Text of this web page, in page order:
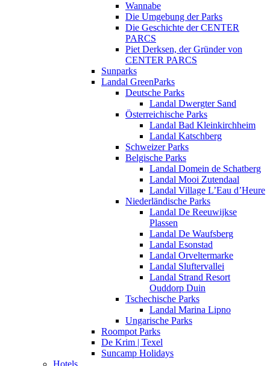
Wannabe
Die Umgebung der Parks
Die Geschichte der CENTER
PARCS
Piet Derksen, der Gründer von
CENTER PARCS
Sunparks
Landal GreenParks
Deutsche Parks
Landal Dwergter Sand
Österreichische Parks
Landal Bad Kleinkirchheim
Landal Katschberg
Schweizer Parks
Belgische Parks
Landal Domein de Schatberg
Landal Mooi Zutendaal
Landal Village L’Eau d’Heure
Niederländische Parks
Landal De Reeuwijkse
Plassen
Landal De Waufsberg
Landal Esonstad
Landal Orveltermarke
Landal Sluftervallei
Landal Strand Resort
Ouddorp Duin
Tschechische Parks
Landal Marina Lipno
Ungarische Parks
Roompot Parks
De Krim | Texel
Suncamp Holidays
Hotels